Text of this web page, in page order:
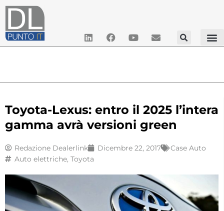
Toyota-Lexus: entro il 2025 l’intera
gamma avrà versioni green
Redazione Dealerlink Dicembre 22, 2017
Case Auto
Auto elettriche, Toyota